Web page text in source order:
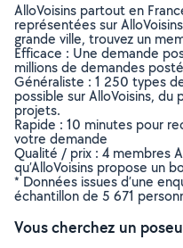
AlloVoisins partout en
représentées sur
grande ville, trouvez un
Efficace : Une demande
millions de demandes
Généraliste : 1 250 types
possible sur AlloVoisins, du
projets.
Rapide : 10 minutes pour
votre demande
Qualité / prix : 4 membres
qu’AlloVoisins propose un
* Données issues d’une
échantillon de 5 671
Vous cherchez un